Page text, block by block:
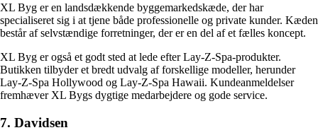
XL Byg er en landsdækkende byggemarkedskæde, der har
specialiseret sig i at tjene både professionelle og private kunder. Kæden
består af selvstændige forretninger, der er en del af et fælles koncept.
XL Byg er også et godt sted at lede efter Lay-Z-Spa-produkter.
Butikken tilbyder et bredt udvalg af forskellige modeller, herunder
Lay-Z-Spa Hollywood og Lay-Z-Spa Hawaii. Kundeanmeldelser
fremhæver XL Bygs dygtige medarbejdere og gode service.
7. Davidsen